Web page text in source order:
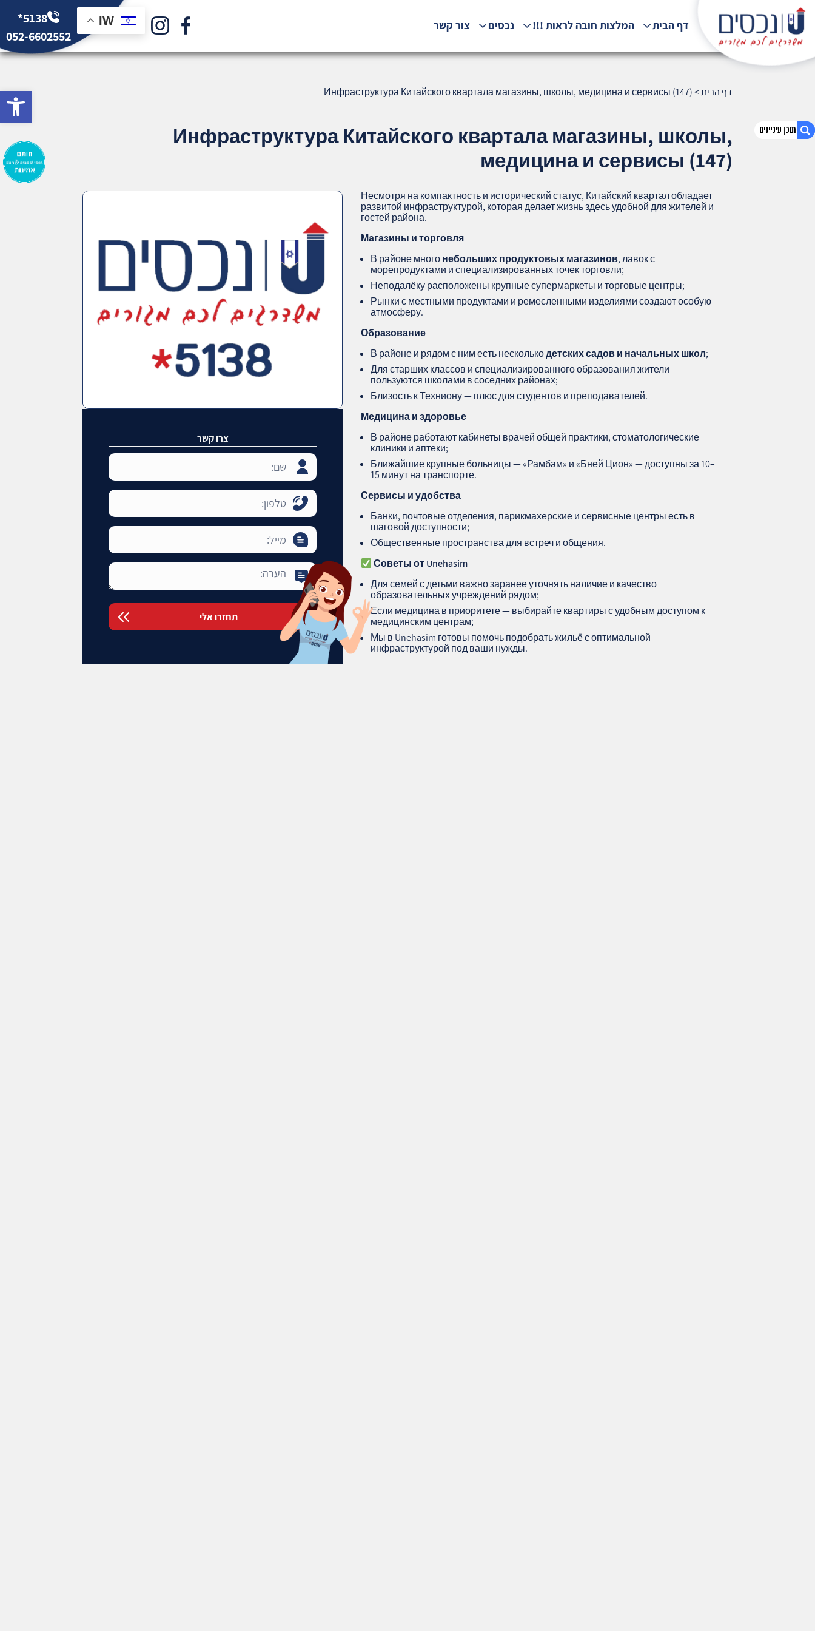
магазины, школы, медицина и сервисы
דף הבית המלצות חובה לראות !!! נכסים צור קשר IW
*5138
052-6602552
דף הבית>
Инфраструктура Китайского квартала магазины, школы, медицина и сервисы (147)
Инфраструктура Китайского квартала магазины, школы,
медицина и сервисы (147)
Несмотря на компактность и исторический статус, Китайский квартал обладает
развитой инфраструктурой, которая делает жизнь здесь удобной для жителей и
гостей района.
Магазины и торговля
В районе многонебольших продуктовых магазинов, лавок с
морепродуктами и специализированных точек торговли;
Неподалёку расположены крупные супермаркеты и торговые центры;
Рынки с местными продуктами и ремесленными изделиями создают особую
атмосферу.
Образование
В районе и рядом с ним есть несколькодетских садов и начальных школ;
Для старших классов и специализированного образования жители
пользуются школами в соседних районах;
Близость к Техниону — плюс для студентов и преподавателей.
Медицина и здоровье
В районе работают кабинеты врачей общей практики, стоматологические
клиники и аптеки;
Ближайшие крупные больницы — «Рамбам» и «Бней Цион» — доступны за 10–
15 минут на транспорте.
Сервисы и удобства
Банки, почтовые отделения, парикмахерские и сервисные центры есть в
шаговой доступности;
Общественные пространства для встреч и общения.
Советы от Unehasim
Для семей с детьми важно заранее уточнять наличие и качество
образовательных учреждений рядом;
Если медицина в приоритете — выбирайте квартиры с удобным доступом к
медицинским центрам;
Мы в Unehasim готовы помочь подобрать жильё с оптимальной
инфраструктурой под ваши нужды.
צרו קשר